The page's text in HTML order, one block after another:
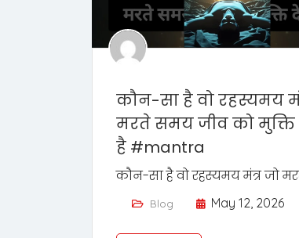
कौन-सा है वो रहस्यमय
मरते समय जीव को मुक्ति
है #mantra
कौन-सा है वो रहस्यमय मंत्र जो
Blog May 12, 2026